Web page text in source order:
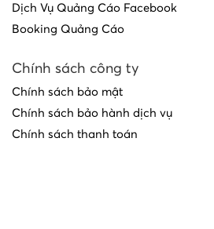
Dịch Vụ Quảng Cáo Facebook
Booking Quảng Cáo
Chính sách công ty
Chính sách bảo mật
Chính sách bảo hành dịch vụ
Chính sách thanh toán